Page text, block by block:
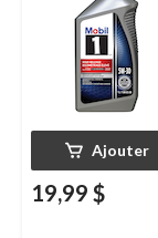
Ajouter
19,99 $